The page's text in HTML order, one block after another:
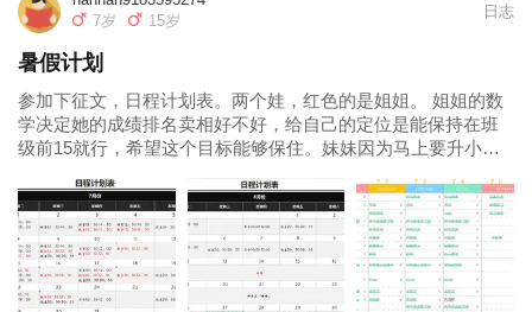
7岁
15岁
日志
暑假计划
参加下征文，日程计划表。两个娃，红色的是姐姐。 姐姐的数
学决定她的成绩排名卖相好不好，给自己的定位是能保持在班
级前15就行，希望这个目标能够保住。妹妹因为马上要升小学